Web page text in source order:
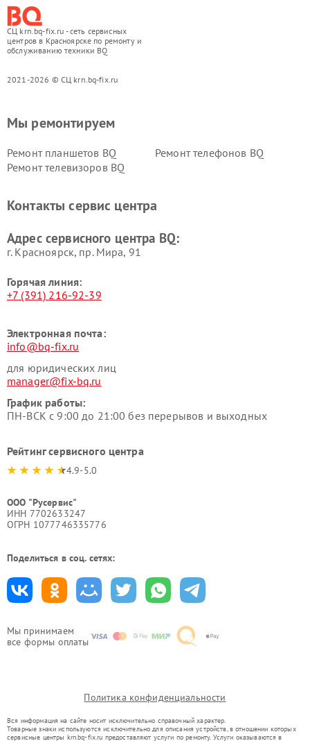
СЦ krn.bq-fix.ru - сеть сервисных
центров в Красноярске по ремонту и
обслуживанию техники BQ
2021-2026 © СЦ krn.bq-fix.ru
Мы принимаем
все формы оплаты
Мы ремонтируем
Ремонт планшетов BQ
Ремонт телефонов BQ
Ремонт телевизоров BQ
Контакты сервис центра
Адрес сервисного центра BQ:
г. Красноярск, ​пр. Мира, 91
Горячая линия:
+7 (391) 216-92-39
Электронная почта:
info@bq-fix.ru
для юридических лиц
manager@fix-bq.ru
График работы:
ПН-ВСК с 9:00 до 21:00 без перерывов и выходных
Рейтинг сервисного центра
4.9-5.0
ООО "Русервис"
ИНН 7702633247
ОГРН 1077746335776
Поделиться в соц. сетях:
Политика конфиденциальности
Вся информация на сайте носит исключительно справочный характер.
Товарные знаки используются исключительно для описания устройств, в отношении которых
сервисные центры krn.bq-fix.ru предоставляют услуги по ремонту. Услуги оказываются в